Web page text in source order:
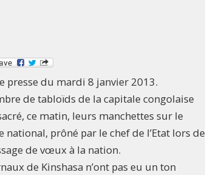
presse du mardi 8 janvier 2013.
de tabloïds de la capitale congolaise
ce matin, leurs manchettes sur le
national, prôné par le chef de l’Etat lors de
de vœux à la nation.
de Kinshasa n’ont pas eu un ton